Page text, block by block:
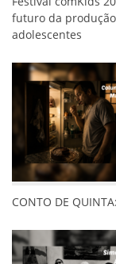
futuro da
adolescentes
CONTO DE